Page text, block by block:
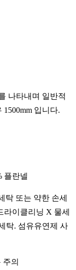
나타내며 일반적
1500mm 입니다.
플란넬
탁 또는 약한 손세
라이클리닝 X 물세
탁. 섬유유연제 사
의